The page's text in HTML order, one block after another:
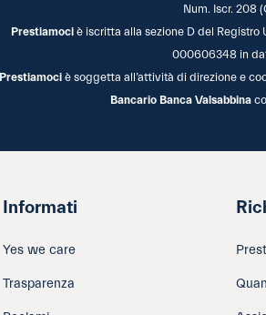
Num. Iscr. 208
Prestiamociè iscritta alla sezione D del Registro
000606348 in
Prestiamociè soggetta all’attività di direzione e
Bancario Banca Valsabbina
Informati
Yes we care
Trasparenza